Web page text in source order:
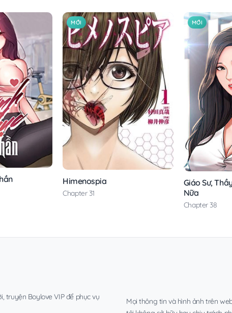
MỚI
Himenospia
Chapter 31
MỚI
Giáo Sư,
Nữa
Chapter 38
truyện Boylove VIP để phục vụ
Mọi thông tin và hình ảnh trên